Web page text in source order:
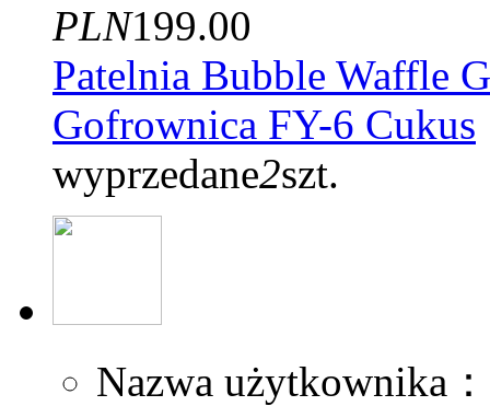
PLN199.00
Patelnia Bubble Waffle
Gofrownica FY-6 Cukus
wyprzedane2szt.
Nazwa użytkownika